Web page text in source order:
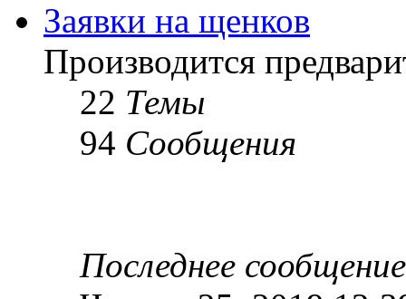
Заявки на щенков
Производится
22 Темы
94 Сообщения
Последнее сообщение